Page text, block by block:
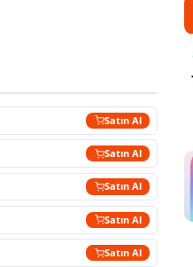
Satın Al
Satın Al
Satın Al
Satın Al
Satın Al